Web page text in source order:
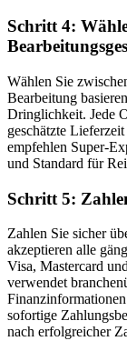
Schritt 4:
Wählen Sie
Bearbeitung
Dringlichkeit. Jede
geschätzte
empfehlen Super-
und Standard für
Schritt 5:
Zahlen Sie sicher
akzeptieren alle
Visa, Mastercard
verwendet
sofortige
nach erfolgreicher